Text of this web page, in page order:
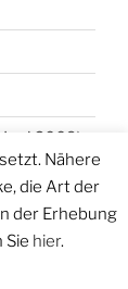
2009)
Nähere
die Art der
der Erhebung
Sie hier.